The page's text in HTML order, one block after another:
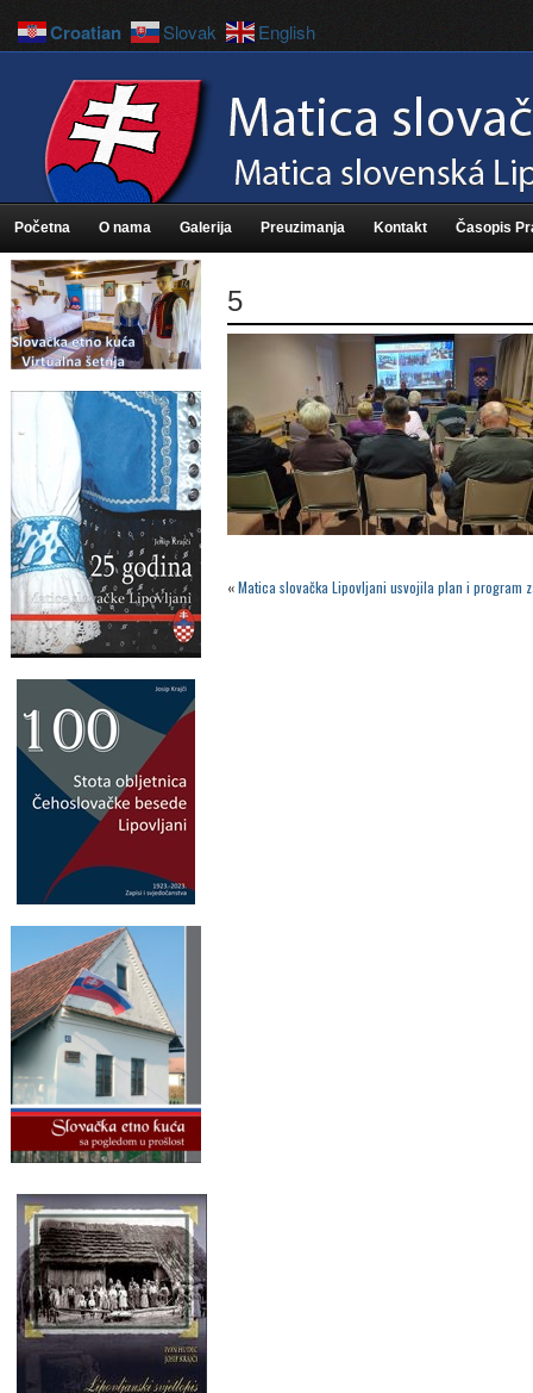
Početna O nama Galerija Preuzimanja Kontakt Časopis
5
«Matica slovačka Lipovljani usvojila plan i program
Croatian Slovak English